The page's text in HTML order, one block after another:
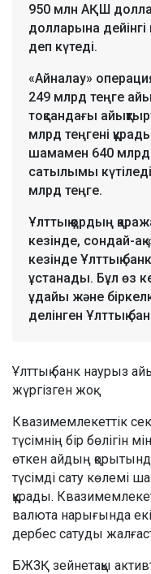
950 млн АҚШ
долларына
деп күтеді.
«Айналау»
249 млрд теңге
тоқсандағы
млрд теңгені
шамамен 640 млрд
сатылымы
млрд теңге.
Ұлттық қордың
кезінде, сондай-ақ
кезінде Ұлттық
ұстанады. Бұл өз
ұдайы және
делінген Ұлттық
Ұлттық банк наурыз
жүргізген жоқ.
Квазимемлекеттік
түсімнің бір бөлігін
өткен айдың
түсімді сату көлемі
құрады.
валюта нарығында
дербес сатуды
БЖЗҚ зейнетақы